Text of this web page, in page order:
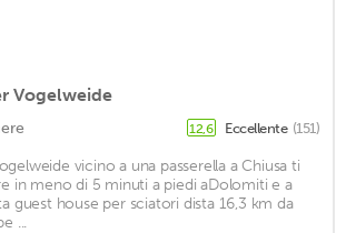
Vogelweide
12,6 Eccellente (151)
vicino a una passerella a Chiusa ti
in meno di 5 minuti a piedi aDolomiti e a
guest house per sciatori dista 16,3 km da
...